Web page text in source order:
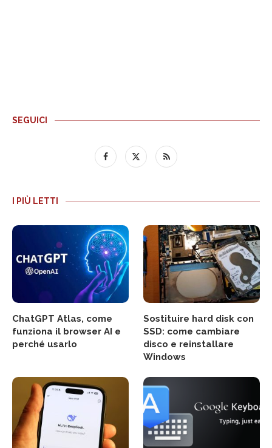
SEGUICI
I PIÙ LETTI
ChatGPT Atlas, come
funziona il browser AI e
perché usarlo
Sostituire hard disk con
SSD: come cambiare
disco e reinstallare
Windows